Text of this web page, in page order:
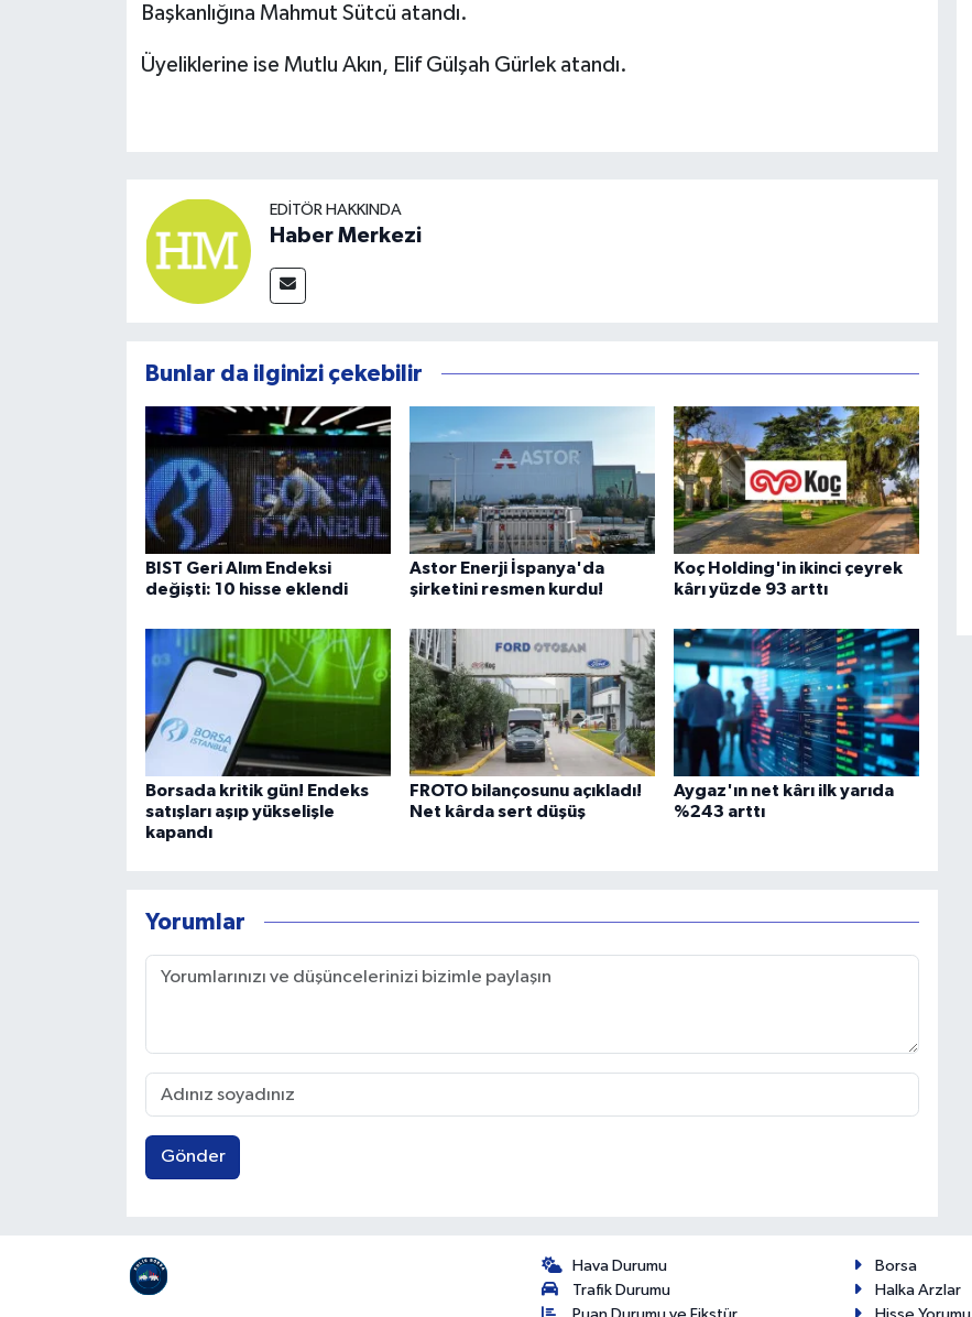
Başkanlığına Mahmut Sütcü atandı.
Üyeliklerine ise Mutlu Akın, Elif Gülşah Gürlek atandı.
EDITÖR HAKKINDA
Haber Merkezi
Bunlar da ilginizi çekebilir
BIST Geri Alım Endeksi
değişti: 10 hisse eklendi
Astor Enerji İspanya'da
şirketini resmen kurdu!
Koç Holding'in ikinci çeyrek
kârı yüzde 93 arttı
Borsada kritik gün! Endeks
satışları aşıp yükselişle
kapandı
FROTO bilançosunu açıkladı!
Net kârda sert düşüş
Aygaz'ın net kârı ilk yarıda
%243 arttı
Yorumlar
Gönder
Hava Durumu
Trafik Durumu
Borsa
Halka Arzlar